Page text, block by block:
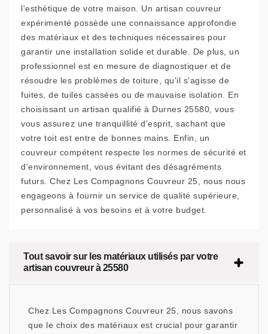
l'esthétique de votre maison. Un artisan couvreur
expérimenté possède une connaissance approfondie
des matériaux et des techniques nécessaires pour
garantir une installation solide et durable. De plus, un
professionnel est en mesure de diagnostiquer et de
résoudre les problèmes de toiture, qu'il s'agisse de
fuites, de tuiles cassées ou de mauvaise isolation. En
choisissant un artisan qualifié à Durnes 25580, vous
vous assurez une tranquillité d'esprit, sachant que
votre toit est entre de bonnes mains. Enfin, un
couvreur compétent respecte les normes de sécurité et
d'environnement, vous évitant des désagréments
futurs. Chez Les Compagnons Couvreur 25, nous nous
engageons à fournir un service de qualité supérieure,
personnalisé à vos besoins et à votre budget.
Tout savoir sur les matériaux utilisés par votre
artisan couvreur à 25580
Chez Les Compagnons Couvreur 25, nous savons
que le choix des matériaux est crucial pour garantir